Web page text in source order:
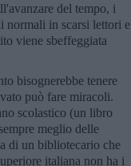
del tempo, i
normali in scarsi lettori e
viene sbeffeggiata
bisognerebbe tenere
può fare miracoli.
scolastico (un libro
meglio delle
di un bibliotecario che
italiana non ha i